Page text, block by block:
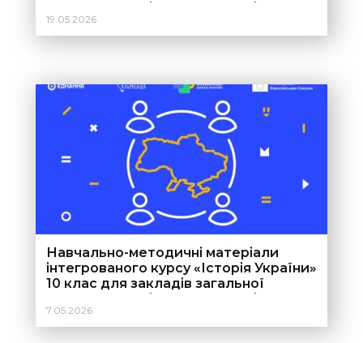
вчительок
19.05.2026
Навчально-методичні матеріали
інтегрованого курсу «Історія України»
10 клас для закладів загальної
вчительок
7.05.2026